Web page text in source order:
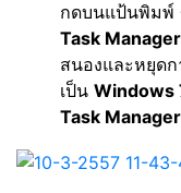
กดบนแป้นพิมพ์
Task Manager
สนองและหยุด
เป็น Windows
Task Manager